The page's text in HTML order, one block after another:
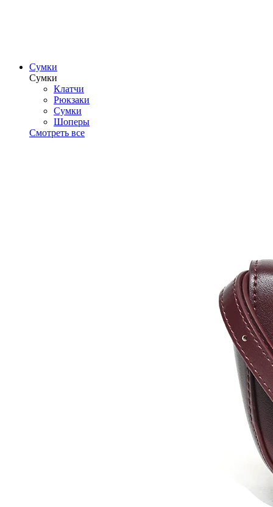
Сумки
Сумки
Клатчи
Рюкзаки
Сумки
Шоперы
Смотреть все